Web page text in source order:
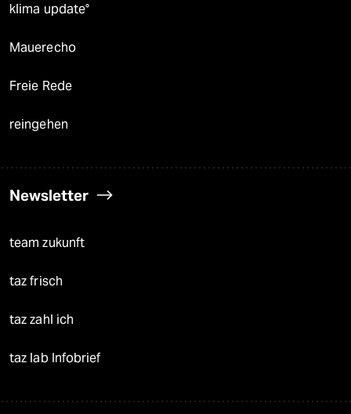
klima update°
Mauerecho
Freie Rede
reingehen
Newsletter
team zukunft
taz frisch
taz zahl ich
taz lab Infobrief